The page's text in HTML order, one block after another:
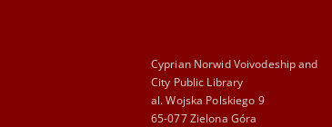
Cyprian Norwid Voivodeship and
City Public Library
al. Wojska Polskiego 9
65-077 Zielona Góra